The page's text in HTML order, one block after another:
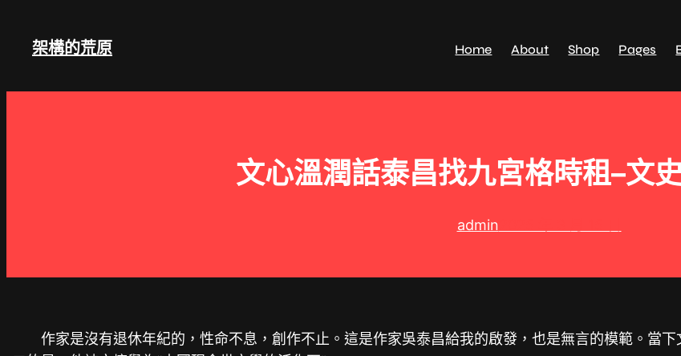
架構的荒原 Home About Shop Pages
文心溫潤話泰昌找九宮格時租–文
admin
作家是沒有退休年紀的，性命不息，創作不止。這是作家吳泰昌給我的啟發，也是無言的模範。當